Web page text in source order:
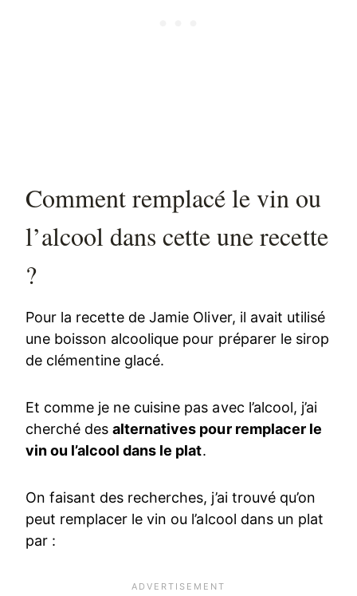
Comment remplacé le vin ou
l’alcool dans cette une recette
?
Pour la recette de Jamie Oliver, il avait utilisé
une boisson alcoolique pour préparer le sirop
de clémentine glacé.
Et comme je ne cuisine pas avec l’alcool, j’ai
cherché desalternatives pour remplacer le
vin ou l’alcool dans le plat.
On faisant des recherches, j’ai trouvé qu’on
peut remplacer le vin ou l’alcool dans un plat
par :